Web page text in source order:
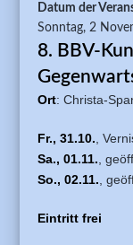
Datum der
Sonntag, 2
8. BBV-
Ort: Christa-
Fr., 31.10. ,
Sa., 01.11. ,
So., 02.11. ,
Eintritt frei